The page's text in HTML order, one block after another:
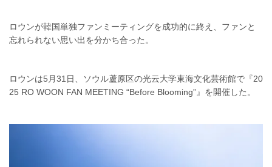
ロウンが韓国単独ファンミーティングを成功的に終え、ファンと
忘れられない思い出を分かち合った。
ロウンは5月31日、ソウル蘆原区の光云大学東海文化芸術館で『20
25 RO WOON FAN MEETING “Before Blooming”』を開催した。